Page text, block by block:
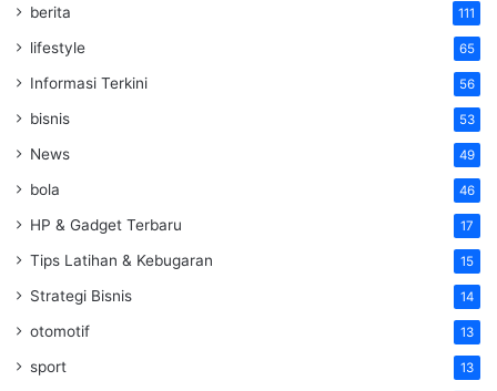
berita 111
lifestyle 65
Informasi Terkini 56
bisnis 53
News 49
bola 46
HP & Gadget Terbaru 17
Tips Latihan & Kebugaran 15
Strategi Bisnis 14
otomotif 13
sport 13